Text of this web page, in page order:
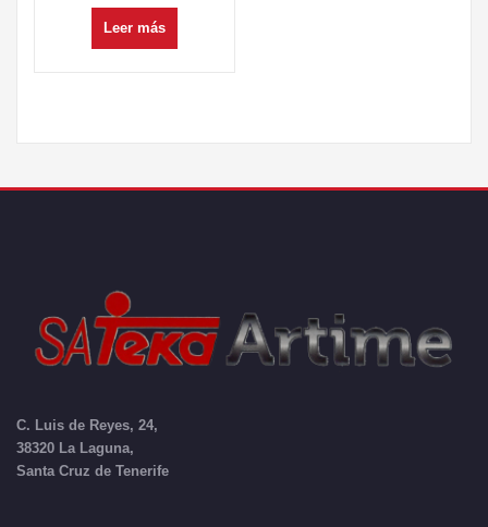
Leer más
C. Luis de Reyes, 24,
38320 La Laguna,
Santa Cruz de Tenerife